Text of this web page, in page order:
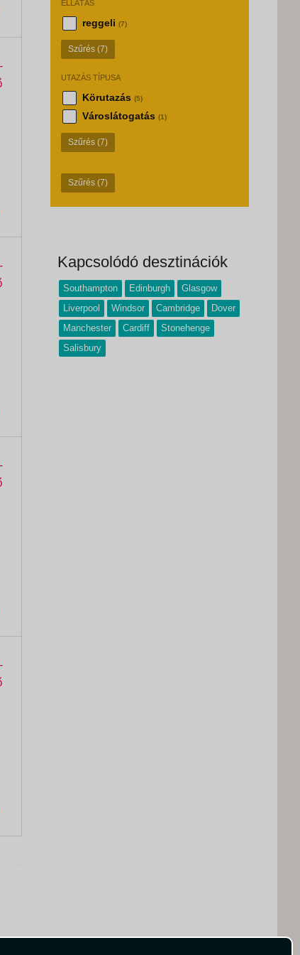
ELLÁTÁS
reggeli (7)
Szűrés (7)
UTAZÁS TÍPUSA
Körutazás (5)
Városlátogatás (1)
Szűrés (7)
Szűrés (7)
Kapcsolódó desztinációk
Southampton Edinburgh
Glasgow
Liverpool
Windsor Cambridge
Dover
Manchester
Cardiff
Stonehenge
Salisbury